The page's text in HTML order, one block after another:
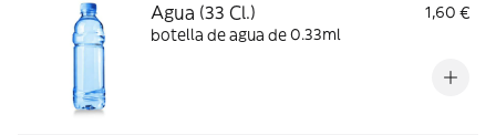
Agua (33 Cl.)
1,60 €
botella de agua de 0.33ml